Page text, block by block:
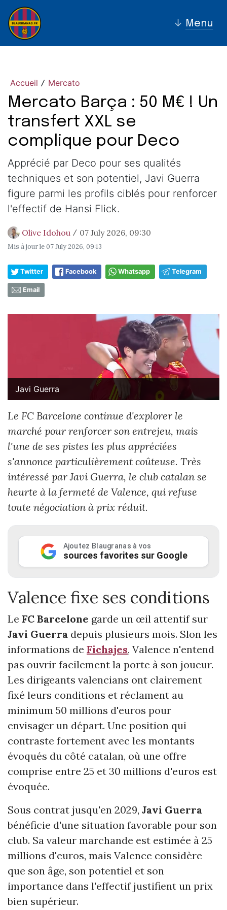
↓ Menu
Accueil / Mercato
Mercato Barça : 50 M€ ! Un
transfert XXL se
complique pour Deco
Apprécié par Deco pour ses qualités
techniques et son potentiel, Javi Guerra
figure parmi les profils ciblés pour renforcer
l'effectif de Hansi Flick.
Olive Idohou / 07 July 2026, 09:30
Mis à jour le07 July 2026, 09:13
Twitter Facebook Whatsapp Telegram
Email
Javi Guerra
Le FC Barcelone continue d'explorer le
marché pour renforcer son entrejeu, mais
l'une de ses pistes les plus appréciées
s'annonce particulièrement coûteuse. Très
intéressé par Javi Guerra, le club catalan se
heurte à la fermeté de Valence, qui refuse
toute négociation à prix réduit.
Ajoutez Blaugranas à vos
sources favorites sur Google
Valence fixe ses conditions
Le FC Barcelone garde un œil attentif sur
Javi Guerra depuis plusieurs mois. Slon les
informations de Fichajes, Valence n'entend
pas ouvrir facilement la porte à son joueur.
Les dirigeants valencians ont clairement
fixé leurs conditions et réclament au
minimum 50 millions d'euros pour
envisager un départ. Une position qui
contraste fortement avec les montants
évoqués du côté catalan, où une offre
comprise entre 25 et 30 millions d'euros est
évoquée.
Sous contrat jusqu'en 2029, Javi Guerra
bénéficie d'une situation favorable pour son
club. Sa valeur marchande est estimée à 25
millions d'euros, mais Valence considère
que son âge, son potentiel et son
importance dans l'effectif justifient un prix
bien supérieur.